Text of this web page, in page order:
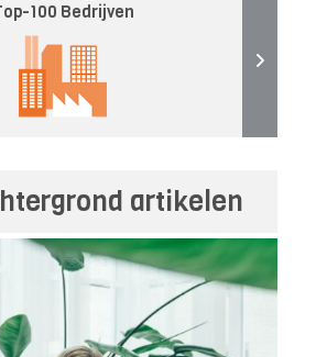
100 Bedrijven
artikelen